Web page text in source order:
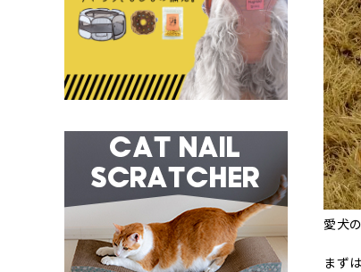
愛犬
まず